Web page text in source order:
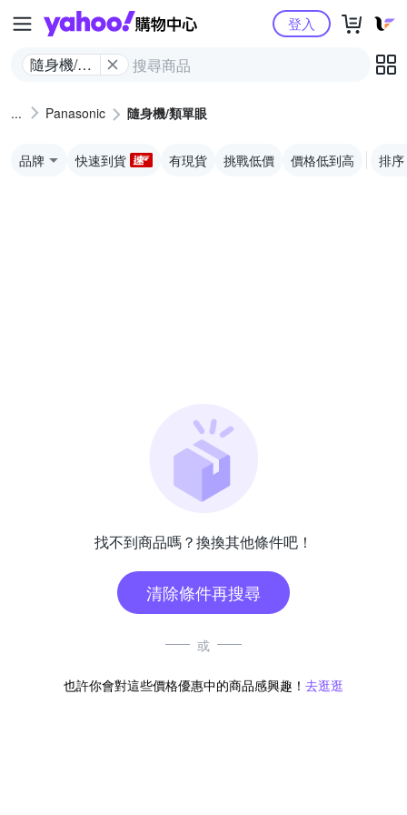
Yahoo購物中心
隨身機/類
登入
Panasonic 隨身機/類單眼
品牌 快速到貨 有現貨 挑戰低價 價格低到高 排序
找不到商品嗎？換換其他條件吧！
清除條件再搜尋
或
也許你會對這些價格優惠中的商品感興趣！ 去逛逛